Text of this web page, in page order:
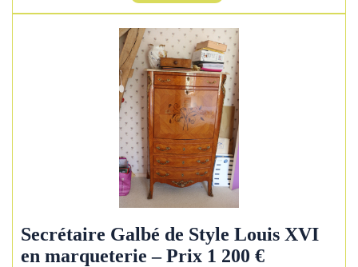
Secrétaire Galbé de Style Louis XVI
en marqueterie – Prix 1 200 €